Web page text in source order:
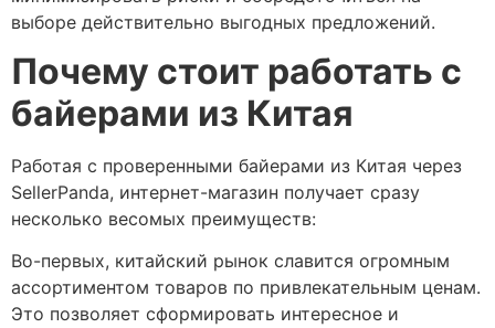
выборе действительно выгодных предложений.
Почему стоит работать с
байерами из Китая
Работая с проверенными байерами из Китая через
SellerPanda, интернет-магазин получает сразу
несколько весомых преимуществ:
Во-первых, китайский рынок славится огромным
ассортиментом товаров по привлекательным ценам.
Это позволяет сформировать интересное и